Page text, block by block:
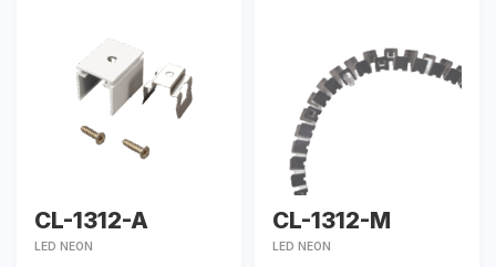
CL-1312-A
LED NEON
CL-1312-M
LED NEON